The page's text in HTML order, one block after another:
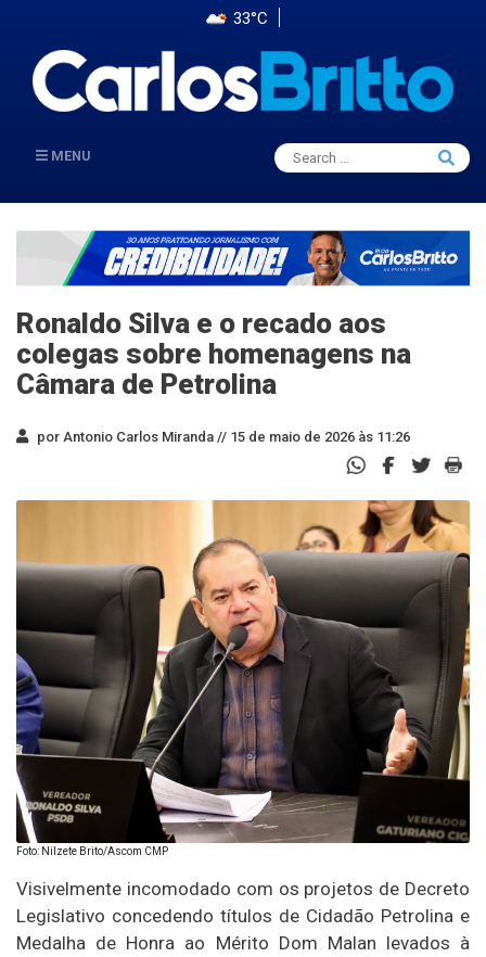
33°C
MENU
Search
for:
Search
Ronaldo Silva e o recado aos
colegas sobre homenagens na
Câmara de Petrolina
por Antonio Carlos Miranda // 15 de maio de 2026 às 11:26
Foto: Nilzete Brito/Ascom CMP
Visivelmente incomodado com os projetos de Decreto
Legislativo concedendo títulos de Cidadão Petrolina e
Medalha de Honra ao Mérito Dom Malan levados à